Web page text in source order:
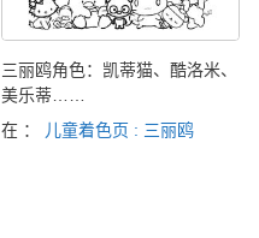
三丽鸥角色：凯蒂猫、酷洛米、
美乐蒂……
在 ：
儿童着色页 : 三丽鸥